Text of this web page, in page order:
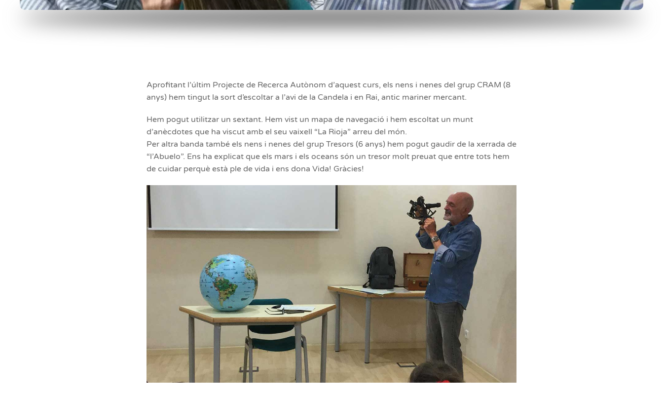
Aprofitant l’últim Projecte de Recerca Autònom d’aquest curs, els nens i nenes del grup CRAM (8
anys) hem tingut la sort d’escoltar a l’avi de la Candela i en Rai, antic mariner mercant.
Hem pogut utilitzar un sextant. Hem vist un mapa de navegació i hem escoltat un munt
d’anècdotes que ha viscut amb el seu vaixell “La Rioja” arreu del món.
Per altra banda també els nens i nenes del grup Tresors (6 anys) hem pogut gaudir de la xerrada de
“l’Abuelo”. Ens ha explicat que els mars i els oceans són un tresor molt preuat que entre tots hem
de cuidar perquè està ple de vida i ens dona Vida! Gràcies!